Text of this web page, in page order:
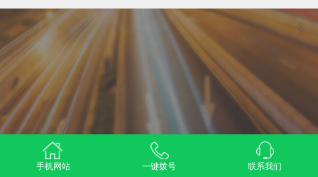
手机网站 一键拨号 联系我们